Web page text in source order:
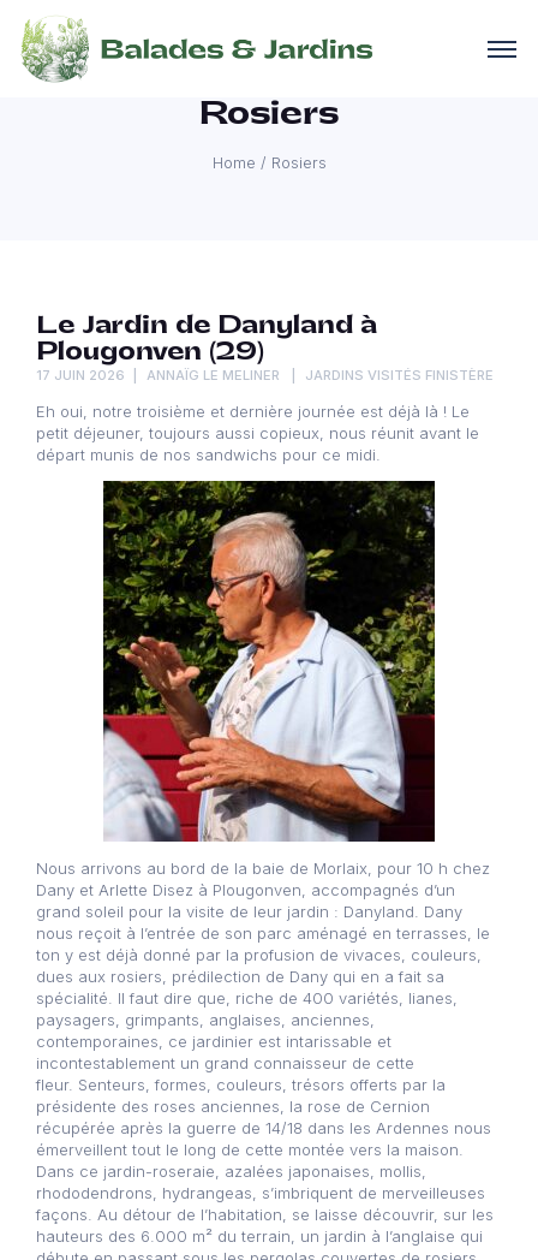
Rosiers
Home / Rosiers
Le Jardin de Danyland à
Plougonven (29)
17 JUIN 2026 ANNAÏG LE MELINER JARDINS VISITÉS FINISTÈRE
Eh oui, notre troisième et dernière journée est déjà là ! Le
petit déjeuner, toujours aussi copieux, nous réunit avant le
départ munis de nos sandwichs pour ce midi.
Nous arrivons au bord de la baie de Morlaix, pour 10 h chez
Dany et Arlette Disez à Plougonven, accompagnés d’un
grand soleil pour la visite de leur jardin : Danyland. Dany
nous reçoit à l’entrée de son parc aménagé en terrasses, le
ton y est déjà donné par la profusion de vivaces, couleurs,
dues aux rosiers, prédilection de Dany qui en a fait sa
spécialité. Il faut dire que, riche de 400 variétés, lianes,
paysagers, grimpants, anglaises, anciennes,
contemporaines, ce jardinier est intarissable et
incontestablement un grand connaisseur de cette
fleur. Senteurs, formes, couleurs, trésors offerts par la
présidente des roses anciennes, la rose de Cernion
récupérée après la guerre de 14/18 dans les Ardennes nous
émerveillent tout le long de cette montée vers la maison.
Dans ce jardin-roseraie, azalées japonaises, mollis,
rhododendrons, hydrangeas, s’imbriquent de merveilleuses
façons. Au détour de l’habitation, se laisse découvrir, sur les
hauteurs des 6.000 m² du terrain, un jardin à l’anglaise qui